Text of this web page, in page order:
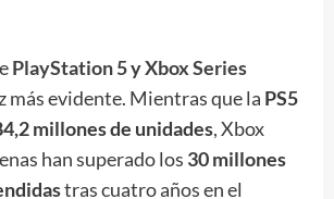
PlayStation 5yXbox Series
más evidente. Mientras que la PS5
millones de unidades, Xbox
han superado los 30 millones
tras cuatro años en el